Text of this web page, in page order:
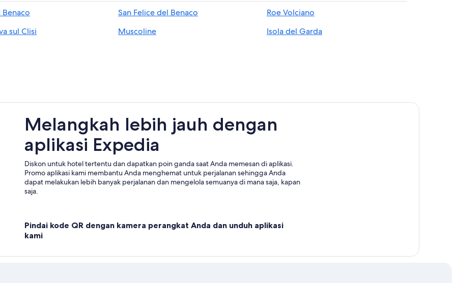
San Felice del Benaco
Roe Volciano
sul Clisi Muscoline Isola del Garda
Melangkah lebih jauh dengan
aplikasi Expedia
Diskon untuk hotel tertentu dan dapatkan poin ganda saat Anda memesan di aplikasi.
Promo aplikasi kami membantu Anda menghemat untuk perjalanan sehingga Anda
dapat melakukan lebih banyak perjalanan dan mengelola semuanya di mana saja, kapan
saja.
Pindai kode QR dengan kamera perangkat Anda dan unduh aplikasi
kami